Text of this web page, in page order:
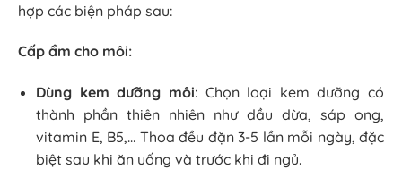
hợp các biện pháp sau:
Cấp ẩm cho môi:
Dùng kem dưỡng môi: Chọn loại kem dưỡng có
thành phần thiên nhiên như dầu dừa, sáp ong,
vitamin E, B5,… Thoa đều đặn 3-5 lần mỗi ngày, đặc
biệt sau khi ăn uống và trước khi đi ngủ.